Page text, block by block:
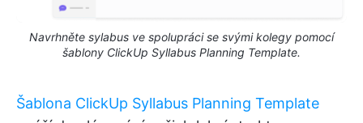
Navrhněte sylabus ve spolupráci se svými kolegy pomocí
šablony ClickUp Syllabus Planning Template.
Šablona ClickUp Syllabus Planning Template